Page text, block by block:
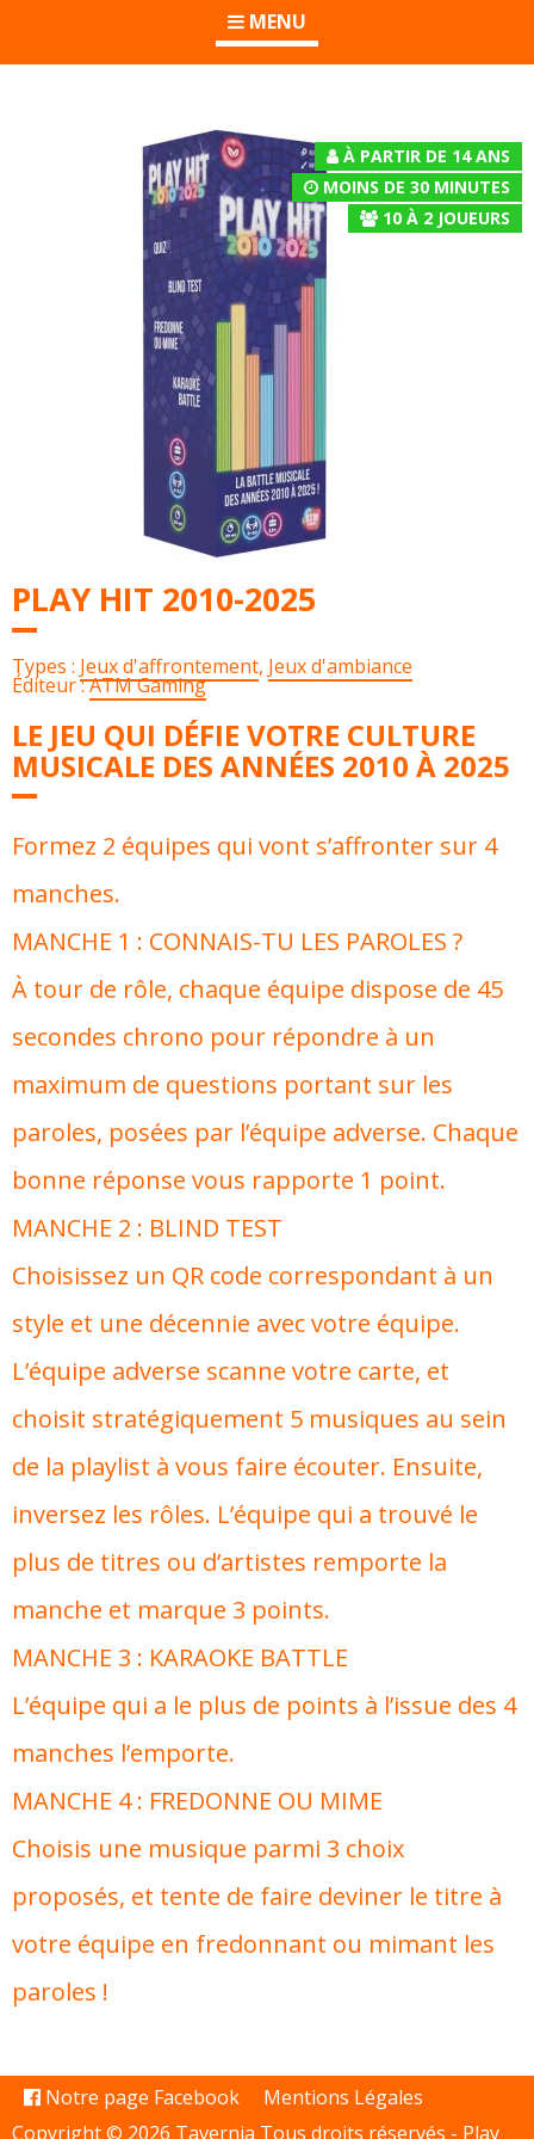
MENU
À PARTIR DE 14 ANS
MOINS DE 30 MINUTES
10 À 2 JOUEURS
PLAY HIT 2010-2025
Types : Jeux d'affrontement, Jeux d'ambiance
Éditeur :ATM Gaming
LE JEU QUI DÉFIE VOTRE CULTURE
MUSICALE DES ANNÉES 2010 À 2025
Formez 2 équipes qui vont s’affronter sur 4
manches.
MANCHE 1 : CONNAIS-TU LES PAROLES ?
À tour de rôle, chaque équipe dispose de 45
secondes chrono pour répondre à un
maximum de questions portant sur les
paroles, posées par l’équipe adverse. Chaque
bonne réponse vous rapporte 1 point.
MANCHE 2 : BLIND TEST
Choisissez un QR code correspondant à un
style et une décennie avec votre équipe.
L’équipe adverse scanne votre carte, et
choisit stratégiquement 5 musiques au sein
de la playlist à vous faire écouter. Ensuite,
inversez les rôles. L’équipe qui a trouvé le
plus de titres ou d’artistes remporte la
manche et marque 3 points.
MANCHE 3 : KARAOKE BATTLE
L’équipe qui a le plus de points à l’issue des 4
manches l’emporte.
MANCHE 4 : FREDONNE OU MIME
Choisis une musique parmi 3 choix
proposés, et tente de faire deviner le titre à
votre équipe en fredonnant ou mimant les
paroles !
Notre page Facebook
Mentions Légales
Copyright © 2026 Tavernia Tous droits réservés - Play